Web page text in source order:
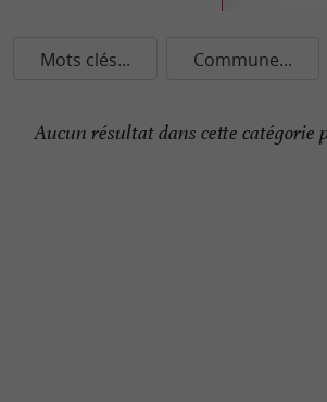
Mots clés... Commune...
Aucun résultat dans cette catégorie